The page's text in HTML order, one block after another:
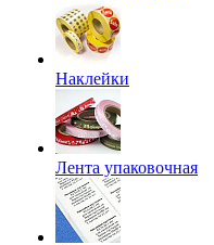
Наклейки
Лента упаковочная